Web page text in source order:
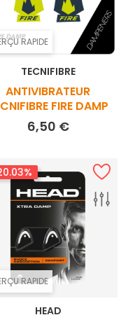
RAPIDE
TECNIFIBRE
ANTIVIBRATEUR
FIRE DAMP
6,50 €Prix
RAPIDE
HEAD